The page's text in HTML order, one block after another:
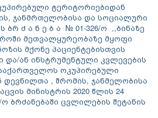
ტერიტორიებიდან
ჯანმრთელობისა და სოციალური
ბრ ძ ა ნ ე ბ ა № 01-326/ო ,,ბინაზე
მეთვალყურეობაზე მყოფი
მქონე პაციენტებისთვის
ან ინსტრუმენტული კვლევების
საქართველოს ოკუპირებული
დევნილთა , შრომის, ჯანმელობისა
მინისტრის 2020 წლის 24
ო ბრძანებაში ცვლილების შეტანის